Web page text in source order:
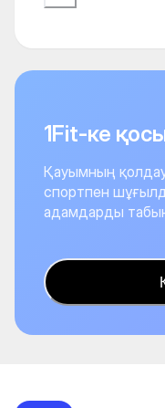
1Fit-ке
Қауымның
спортпен
адамдарды